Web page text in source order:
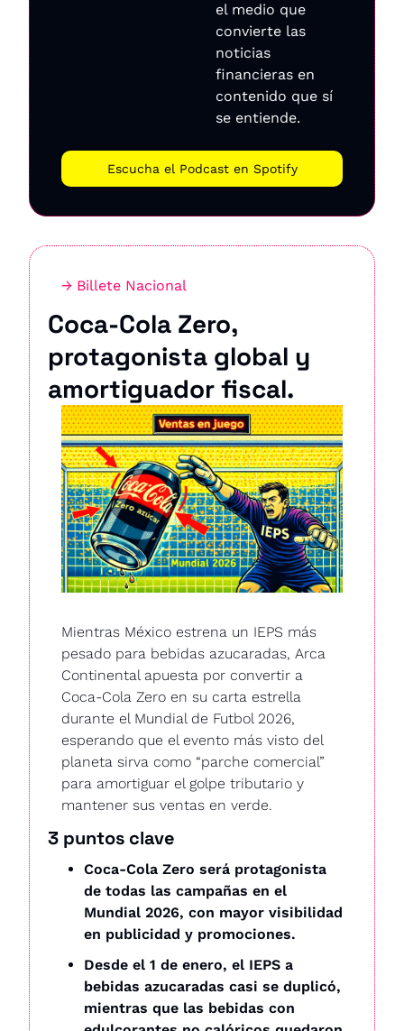
el medio que
convierte las
noticias
financieras en
contenido que sí
se entiende.
Escucha el Podcast en Spotify
→ Billete Nacional
Coca-Cola Zero,
protagonista global y
amortiguador fiscal.
Mientras México estrena un IEPS más
pesado para bebidas azucaradas, Arca
Continental apuesta por convertir a
Coca-Cola Zero en su carta estrella
durante el Mundial de Futbol 2026,
esperando que el evento más visto del
planeta sirva como “parche comercial”
para amortiguar el golpe tributario y
mantener sus ventas en verde.
3 puntos clave
Coca-Cola Zero será protagonista
de todas las campañas en el
Mundial 2026, con mayor visibilidad
en publicidad y promociones.
Desde el 1 de enero, el IEPS a
bebidas azucaradas casi se duplicó,
mientras que las bebidas con